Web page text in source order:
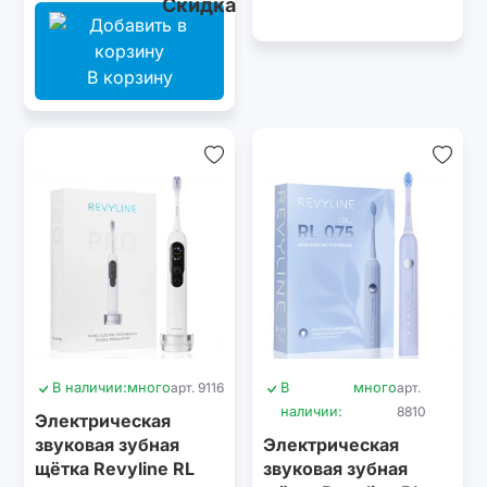
В корзину
В наличии:многоарт. 9116
Электрическая
звуковая зубная
щётка Revyline RL
В
наличии:
многоарт.
8810
Электрическая
звуковая зубная